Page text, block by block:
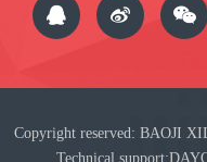
Copyright reserved: BAOJI
Technical